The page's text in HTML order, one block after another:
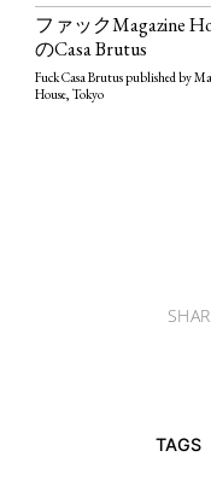
ファックMagazine
のCasa Brutus
Fuck Casa Brutus published by
House, Tokyo
TAGS